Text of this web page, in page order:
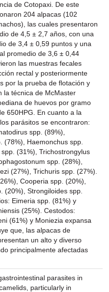
de Cotopaxi. De este
204 alpacas (102
las cuales presentaron
de 4,5 ± 2,7 años, con una
de 3,4 ± 0,59 puntos y una
promedio de 3,6 ± 0,44
las muestras fecales
rectal y posteriormente
por la prueba de flotación y
la técnica de McMaster
de huevos por gramo
650HPG. En cuanto a la
parásitos se encontraron:
spp. (89%),
(78%), Haemonchus spp.
(31%), Trichostrongylus
spp. (28%),
(27%), Trichuris spp. (27%).
Cooperia spp. (20%),
(20%), Strongiloides spp.
Eimeria spp. (81%) y
(25%). Cestodos:
(61%) y Moniezia expansa
que, las alpacas de
un alto y diverso
principalmente afectadas
parasites in
particularly in